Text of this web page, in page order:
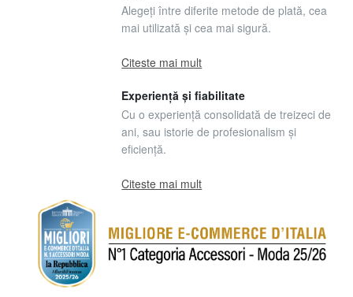
Alegeți între diferite metode de plată, cea
mai utilizată și cea mai sigură.
Citeste mai mult
Experiență și fiabilitate
Cu o experiență consolidată de treizeci de
ani, sau istorie de profesionalism și
eficiență.
Citeste mai mult